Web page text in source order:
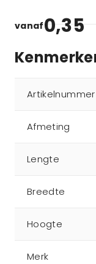
vanaf0,35
Artikelnummer
Afmeting
Lengte
Breedte
Hoogte
Merk